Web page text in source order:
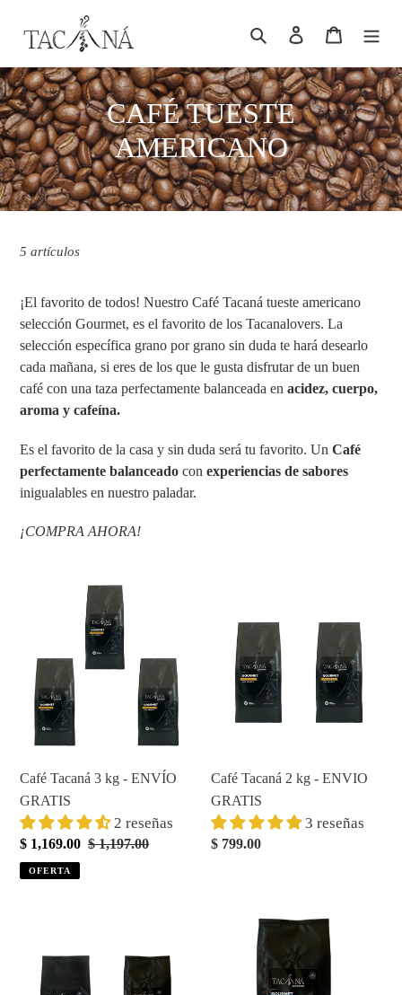
directamente
contenido
Buscar IngresarCarrito
C
o
l
e
i
ó
n
:
CAFÉ TUESTE
AMERICANO
5 artículos
¡El favorito de todos! Nuestro Café Tacaná tueste americano
selección Gourmet, es el favorito de los Tacanalovers. La
selección específica grano por grano sin duda te hará desearlo
cada mañana, si eres de los que le gusta disfrutar de un buen
café con una taza perfectamente balanceada en acidez, cuerpo,
aroma y cafeína.
Es el favorito de la casa y sin duda será tu favorito. Un Café
perfectamente balanceado con experiencias de sabores
inigualables en nuestro paladar.
¡COMPRA AHORA!
ENVÍO
GRATIS
Café Tacaná 3 kg - ENVÍO
GRATIS
2 reseñas
Precio
de
$ 1,169.00 Precio
$ 1,197.00
OFERTA
ENVIO
GRATIS
Café Tacaná 2 kg - ENVIO
GRATIS
3 reseñas
Precio
$ 799.00
Mix
Especial
Gourmet